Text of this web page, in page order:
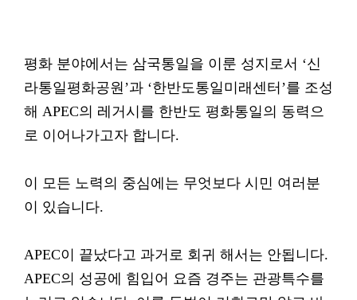
평화 분야에서는 삼국통일을 이룬 성지로서 ‘신
라통일평화공원’과 ‘한반도통일미래센터’를 조성
해 APEC의 레거시를 한반도 평화통일의 동력으
로 이어나가고자 합니다.
이 모든 노력의 중심에는 무엇보다 시민 여러분
이 있습니다.
APEC이 끝났다고 과거로 회귀 해서는 안됩니다.
APEC의 성공에 힘입어 요즘 경주는 관광특수를